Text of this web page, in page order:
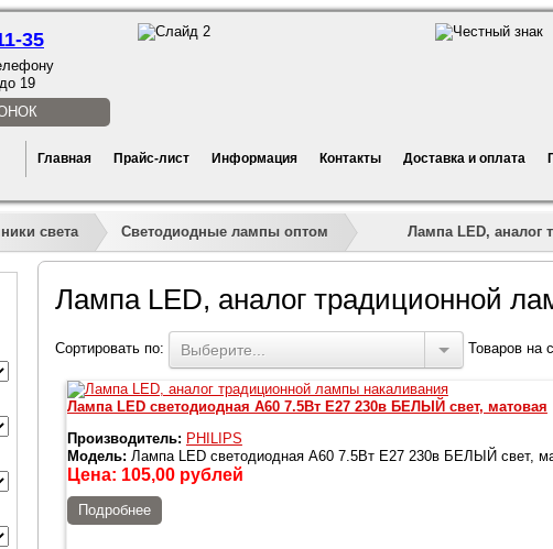
35
19
Главная Прайс-лист Информация Контакты Доставка и оплата
»
света »
Светодиодные лампы оптом Лампа LED, аналог
Лампа LED, аналог традиционной
Сортировать по: Выберите... Товаров на
Лампа LED светодиодная А60 7.5Вт Е27 230в БЕЛЫЙ свет, матовая
Производитель: PHILIPS
Модель: Лампа LED светодиодная А60 7.5Вт Е27 230в БЕЛЫЙ свет,
Цена: 105,00рублей
Подробнее